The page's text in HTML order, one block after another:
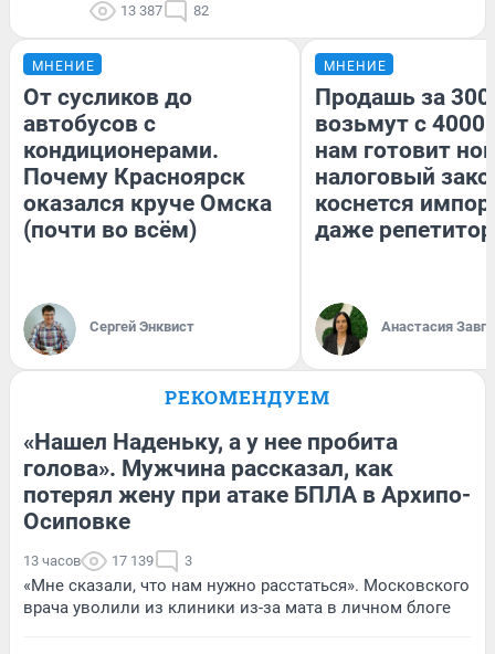
13 387 82
МНЕНИЕ
От сусликов до
автобусов с
кондиционерами.
Почему Красноярск
оказался круче Омска
(почти во всём)
Сергей Энквист
МНЕНИЕ
Продашь за
возьмут с
нам готовит
налоговый
коснется
даже
Анастасия
РЕКОМЕНДУЕМ
«Нашел Наденьку, а у нее пробита
голова». Мужчина рассказал, как
потерял жену при атаке БПЛА в Архипо-
Осиповке
13 часов 17 139 3
«Мне сказали, что нам нужно расстаться». Московского
врача уволили из клиники из-за мата в личном блоге